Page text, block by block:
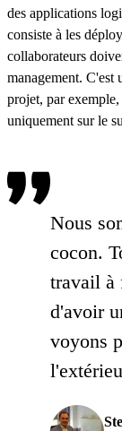
des applications
consiste à les
collaborateurs
management. C'est
projet, par
uniquement sur le
Nous
cocon.
travail à
d'avoir
voyons